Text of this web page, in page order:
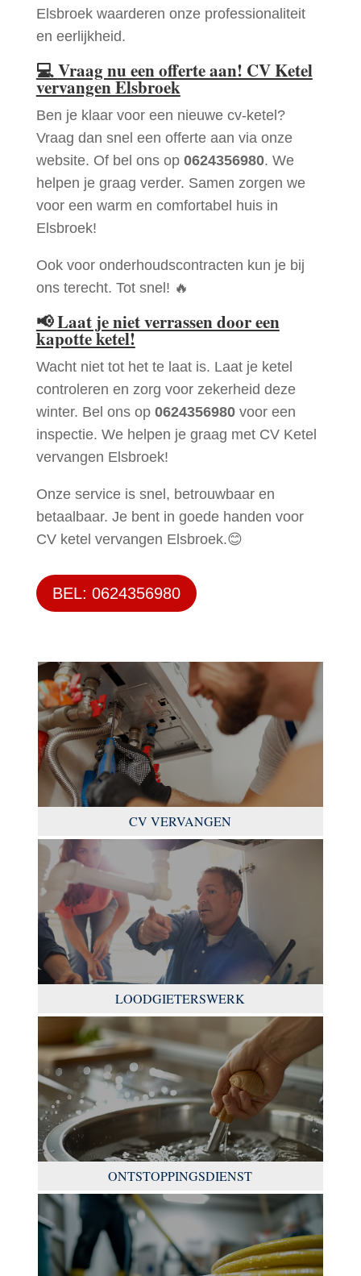
Elsbroek waarderen onze professionaliteit
en eerlijkheid.
💻Vraag nu een offerte aan! CV Ketel
vervangen Elsbroek
Ben je klaar voor een nieuwe cv-ketel?
Vraag dan snel een offerte aan via onze
website. Of bel ons op 0624356980. We
helpen je graag verder. Samen zorgen we
voor een warm en comfortabel huis in
Elsbroek!
Ook voor onderhoudscontracten kun je bij
ons terecht. Tot snel! 🔥
📢Laat je niet verrassen door een
kapotte ketel!
Wacht niet tot het te laat is. Laat je ketel
controleren en zorg voor zekerheid deze
winter. Bel ons op 0624356980voor een
inspectie. We helpen je graag met CV Ketel
vervangen Elsbroek!
Onze service is snel, betrouwbaar en
betaalbaar. Je bent in goede handen voor
CV ketel vervangen Elsbroek.😊
BEL: 0624356980
CV VERVANGEN
LOODGIETERSWERK
ONTSTOPPINGSDIENST